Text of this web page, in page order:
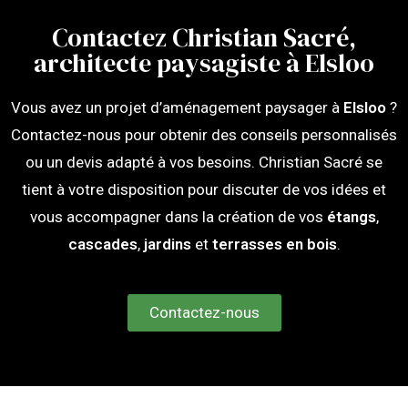
Contactez Christian Sacré,
architecte paysagiste à Elsloo
Vous avez un projet d’aménagement paysager à Elsloo ?
Contactez-nous pour obtenir des conseils personnalisés
ou un devis adapté à vos besoins. Christian Sacré se
tient à votre disposition pour discuter de vos idées et
vous accompagner dans la création de vos étangs,
cascades, jardinset terrasses en bois.
Contactez-nous